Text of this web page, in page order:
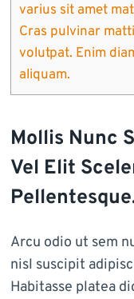
varius sit amet
Cras pulvinar
volutpat. Enim
aliquam.
Mollis Nunc
Vel Elit
Arcu odio ut sem
nisl suscipit
Habitasse platea